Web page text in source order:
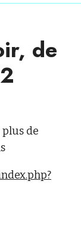
de
de